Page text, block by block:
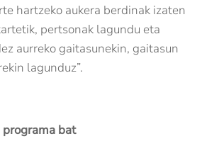
hartzeko aukera berdinak izaten
pertsonak lagundu eta
aurreko gaitasunekin, gaitasun
lagunduz”.
bat